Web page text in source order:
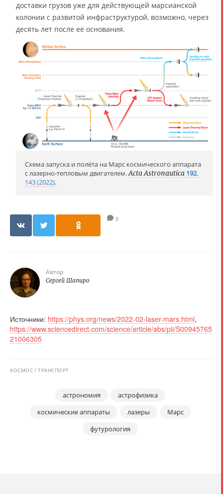
доставки грузов уже для действующей марсианской
колонии с развитой инфраструктурой, возможно, через
десять лет после её основания.
Схема запуска и полёта на Марс космического аппарата
с лазерно-тепловым двигателем.Acta Astronautica 192,
143 (2022).
0
Автор
Сергей Шапиро
Источники: https://phys.org/news/2022-02-laser-mars.html,
https://www.sciencedirect.com/science/article/abs/pii/S00945765
21006305
КОСМОС ТРАНСПОРТ
астрономия
астрофизика
космические аппараты
лазеры
Марс
футурология